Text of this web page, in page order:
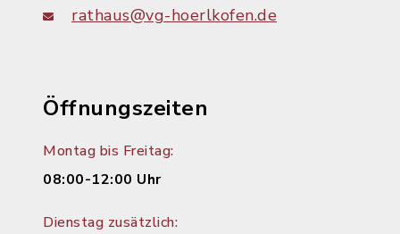
rathaus@vg-hoerlkofen.de
Öffnungszeiten
Montag bis Freitag:
08:00-12:00 Uhr
Dienstag zusätzlich: